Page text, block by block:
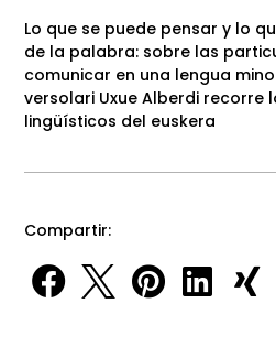
Lo que se puede pensar y lo
de la palabra: sobre las
comunicar en una lengua
versolari Uxue Alberdi recorre
lingüísticos del euskera
Compartir:
    